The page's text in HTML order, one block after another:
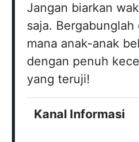
Jangan biarkan
saja.
mana anak-anak
dengan penuh
yang teruji!
Kanal Informasi